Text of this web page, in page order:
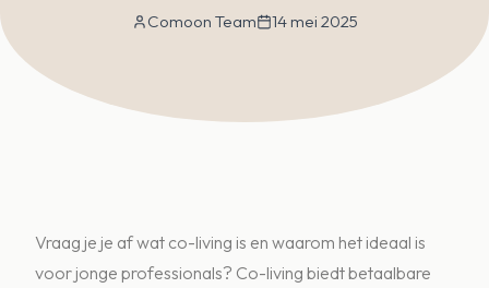
Comoon Team 14 mei 2025
Vraag je je af wat co-living is en waarom het ideaal is
voor jonge professionals? Co-living biedt betaalbare